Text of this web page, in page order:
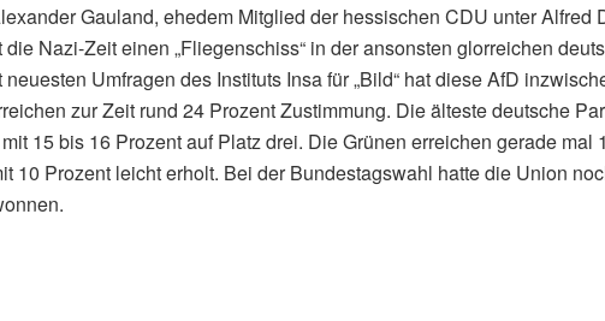
Gauland, ehedem Mitglied der hessischen CDU unter Alfred
Nazi-Zeit einen „Fliegenschiss“ in der ansonsten glorreichen
Umfragen des Instituts Insa für „Bild“ hat diese AfD
zur Zeit rund 24 Prozent Zustimmung. Die älteste deutsche
15 bis 16 Prozent auf Platz drei. Die Grünen erreichen gerade mal
10 Prozent leicht erholt. Bei der Bundestagswahl hatte die Union